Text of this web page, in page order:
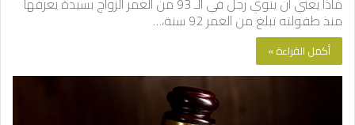
منذ طفولته تبلغ من العمر 92 سنة،…
أكمل القراءة »